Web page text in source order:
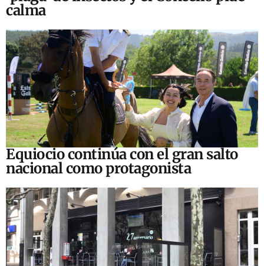
calma
Equiocio continúa con el gran salto
nacional como protagonista